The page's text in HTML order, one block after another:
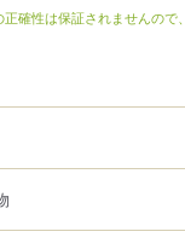
確性は保証されませんので